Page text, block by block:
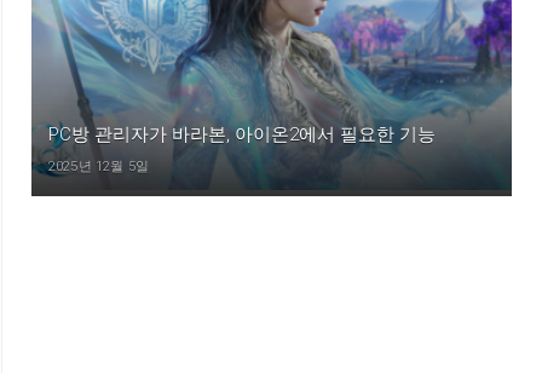
PC방 관리자가 바라본, 아이온2에서 필요한 기능
2025년 12월 5일